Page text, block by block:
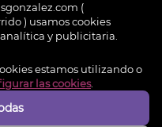
(
) usamos cookies
y publicitaria.
estamos utilizando o
las cookies.